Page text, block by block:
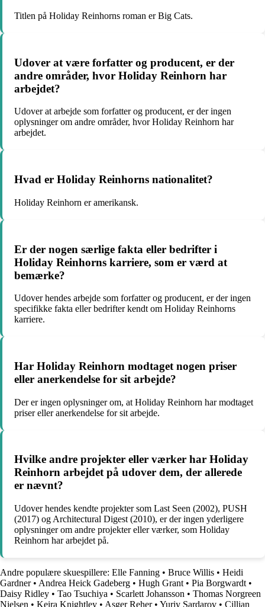
Titlen på Holiday Reinhorns roman er Big Cats.
Udover at være forfatter og producent, er der
andre områder, hvor Holiday Reinhorn har
arbejdet?
Udover at arbejde som forfatter og producent, er der ingen
oplysninger om andre områder, hvor Holiday Reinhorn har
arbejdet.
Hvad er Holiday Reinhorns nationalitet?
Holiday Reinhorn er amerikansk.
Er der nogen særlige fakta eller bedrifter i
Holiday Reinhorns karriere, som er værd at
bemærke?
Udover hendes arbejde som forfatter og producent, er der ingen
specifikke fakta eller bedrifter kendt om Holiday Reinhorns
karriere.
Har Holiday Reinhorn modtaget nogen priser
eller anerkendelse for sit arbejde?
Der er ingen oplysninger om, at Holiday Reinhorn har modtaget
priser eller anerkendelse for sit arbejde.
Hvilke andre projekter eller værker har Holiday
Reinhorn arbejdet på udover dem, der allerede
er nævnt?
Udover hendes kendte projekter som Last Seen (2002), PUSH
(2017) og Architectural Digest (2010), er der ingen yderligere
oplysninger om andre projekter eller værker, som Holiday
Reinhorn har arbejdet på.
Andre populære skuespillere: Elle Fanning • Bruce Willis • Heidi
Gardner• Andrea Heick Gadeberg • Hugh Grant • Pia Borgwardt •
Daisy Ridley • Tao Tsuchiya • Scarlett Johansson • Thomas Norgreen
Nielsen • Keira Knightley • Asger Reher• Yuriy Sardarov • Cillian